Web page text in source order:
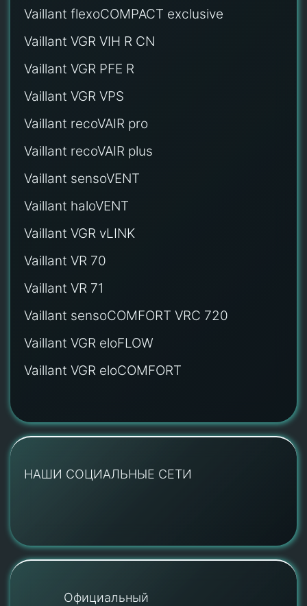
Vaillant flexoCOMPACT exclusive
Vaillant VGR VIH R CN
Vaillant VGR PFE R
Vaillant VGR VPS
Vaillant recoVAIR pro
Vaillant recoVAIR plus
Vaillant sensoVENT
Vaillant haloVENT
Vaillant VGR vLINK
Vaillant VR 70
Vaillant VR 71
Vaillant sensoCOMFORT VRC 720
Vaillant VGR eloFLOW
Vaillant VGR eloCOMFORT
НАШИ СОЦИАЛЬНЫЕ СЕТИ
Официальный